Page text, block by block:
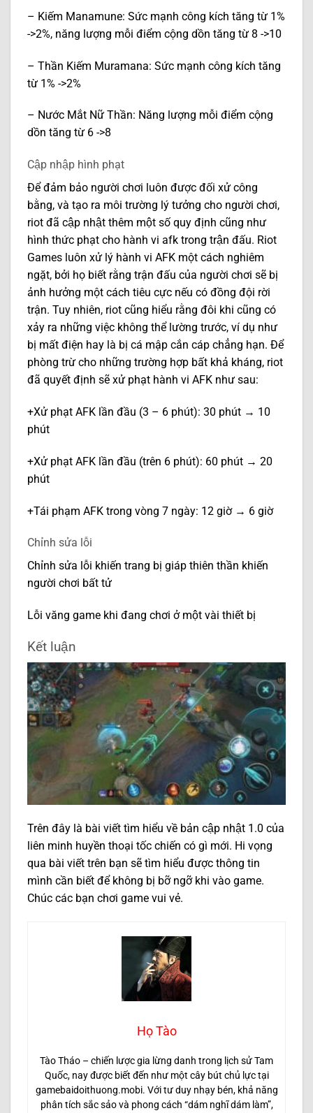
– Kiếm Manamune: Sức mạnh công kích tăng từ 1%
->2%, năng lượng mỗi điểm cộng dồn tăng từ 8 ->10
– Thần Kiếm Muramana: Sức mạnh công kích tăng
từ 1% ->2%
– Nước Mắt Nữ Thần: Năng lượng mỗi điểm cộng
dồn tăng từ 6 ->8
Cập nhập hình phạt
Để đảm bảo người chơi luôn được đối xử công
bằng, và tạo ra môi trường lý tưởng cho người chơi,
riot đã cập nhật thêm một số quy định cũng như
hình thức phạt cho hành vi afk trong trận đấu. Riot
Games luôn xử lý hành vi AFK một cách nghiêm
ngặt, bởi họ biết rằng trận đấu của người chơi sẽ bị
ảnh hưởng một cách tiêu cực nếu có đồng đội rời
trận. Tuy nhiên, riot cũng hiểu rằng đôi khi cũng có
xảy ra những việc không thể lường trước, ví dụ như
bị mất điện hay là bị cá mập cắn cáp chẳng hạn. Để
phòng trừ cho những trường hợp bất khả kháng, riot
đã quyết định sẽ xử phạt hành vi AFK như sau:
+Xử phạt AFK lần đầu (3 – 6 phút): 30 phút → 10
phút
+Xử phạt AFK lần đầu (trên 6 phút): 60 phút → 20
phút
+Tái phạm AFK trong vòng 7 ngày: 12 giờ → 6 giờ
Chỉnh sửa lỗi
Chỉnh sửa lỗi khiến trang bị giáp thiên thần khiến
người chơi bất tử
Lỗi văng game khi đang chơi ở một vài thiết bị
Kết luận
Trên đây là bài viết tìm hiểu về bản cập nhật 1.0 của
liên minh huyền thoại tốc chiến có gì mới. Hi vọng
qua bài viết trên bạn sẽ tìm hiểu được thông tin
mình cần biết để không bị bỡ ngỡ khi vào game.
Chúc các bạn chơi game vui vẻ.
Họ Tào
Tào Tháo – chiến lược gia lừng danh trong lịch sử Tam
Quốc, nay được biết đến như một cây bút chủ lực tại
gamebaidoithuong.mobi. Với tư duy nhạy bén, khả năng
phân tích sắc sảo và phong cách “dám nghĩ dám làm”,